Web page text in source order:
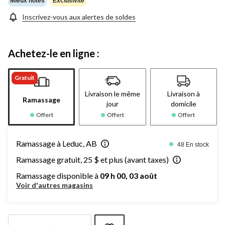
Inscrivez-vous aux alertes de soldes
Achetez-le en ligne :
Gratuit
Ramassage
Offert
Livraison le même
jour
Offert
Livraison à
domicile
Offert
Ramassage à Leduc, AB 48 En stock
Ramassage gratuit, 25 $ et plus (avant taxes)
Ramassage disponible à 09 h 00, 03 août
Voir d'autres magasins